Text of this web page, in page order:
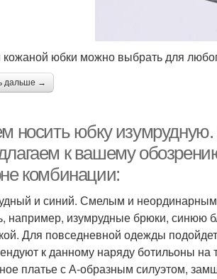
юбки можно выбрать для
дальше →
носить юбку
к вашему
комбинации:
и синий. Смелым и
например, изумрудные брюки, синюю
Для повседневной одежды
к данному наряду ботильоны на
платье с А-образным силуэтом,